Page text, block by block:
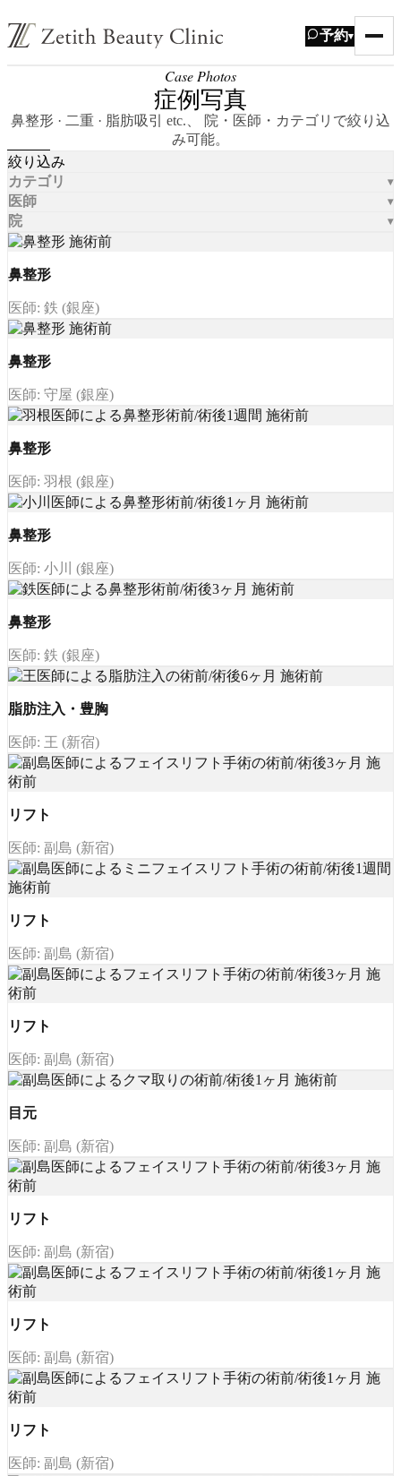
予約▾
Case Photos
症例写真
鼻整形 · 二重 · 脂肪吸引 etc.、 院・医師・カテゴリで絞り込
み可能。
絞り込み
カテゴリ
医師
院
鼻整形
医師: 鉄 (銀座)
鼻整形
医師: 守屋 (銀座)
鼻整形
医師: 羽根 (銀座)
鼻整形
医師: 小川 (銀座)
鼻整形
医師: 鉄 (銀座)
脂肪注入・豊胸
医師: 王 (新宿)
リフト
医師: 副島 (新宿)
リフト
医師: 副島 (新宿)
リフト
医師: 副島 (新宿)
目元
医師: 副島 (新宿)
リフト
医師: 副島 (新宿)
リフト
医師: 副島 (新宿)
リフト
医師: 副島 (新宿)